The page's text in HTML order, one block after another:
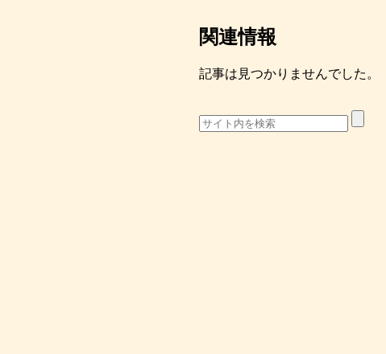
関連情報
記事は見つかりませんでした。